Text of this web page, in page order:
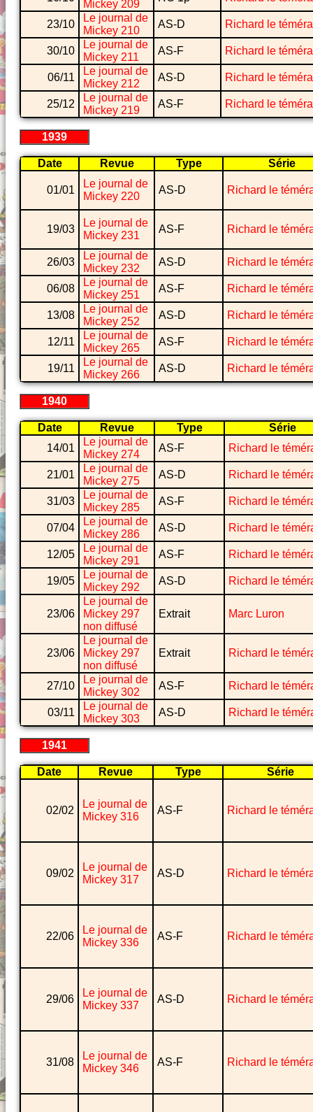
Mickey 209
23/10
Le journal de
Mickey 210
AS-D Richard le
30/10
Le journal de
Mickey 211
AS-F Richard le
06/11
Le journal de
Mickey 212
AS-D Richard le
25/12
Le journal de
Mickey 219
AS-F Richard le
1939
Date Revue Type Série
01/01
Le journal de
Mickey 220
AS-D Richard le
19/03
Le journal de
Mickey 231
AS-F Richard le
26/03
Le journal de
Mickey 232
AS-D Richard le
06/08
Le journal de
Mickey 251
AS-F Richard le
13/08
Le journal de
Mickey 252
AS-D Richard le
12/11
Le journal de
Mickey 265
AS-F Richard le
19/11
Le journal de
Mickey 266
AS-D Richard le
1940
Date Revue Type
Série
14/01
Le journal de
Mickey 274
AS-F Richard le
21/01
Le journal de
Mickey 275
AS-D Richard le
31/03
Le journal de
Mickey 285
AS-F Richard le
07/04
Le journal de
Mickey 286
AS-D Richard le
12/05
Le journal de
Mickey 291
AS-F Richard le
19/05
Le journal de
Mickey 292
AS-D Richard le
23/06
Le journal de
Mickey 297
non diffusé
Extrait Marc Luron
23/06
Le journal de
Mickey 297
non diffusé
Extrait Richard le
27/10
Le journal de
Mickey 302
AS-F Richard le
03/11
Le journal de
Mickey 303
AS-D Richard le
1941
Date Revue Type Série
02/02
Le journal de
Mickey 316
AS-F Richard le
09/02
Le journal de
Mickey 317
AS-D Richard le
22/06
Le journal de
Mickey 336
AS-F Richard le
29/06
Le journal de
Mickey 337
AS-D Richard le
31/08
Le journal de
Mickey 346
AS-F Richard le